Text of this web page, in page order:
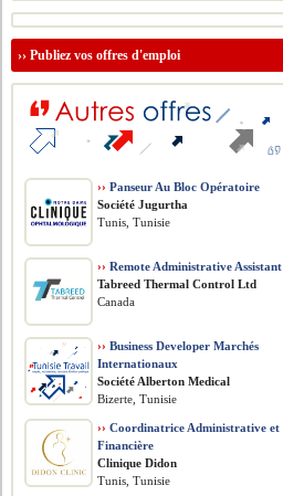
››Publiez vos offres d'emploi
›› Panseur Au Bloc Opératoire
Société Jugurtha
Tunis, Tunisie
›› Remote Administrative Assistant
Tabreed Thermal Control Ltd
Canada
›› Business Developer Marchés
Internationaux
Société Alberton Medical
Bizerte, Tunisie
›› Coordinatrice Administrative et
Financière
Clinique Didon
Tunis, Tunisie